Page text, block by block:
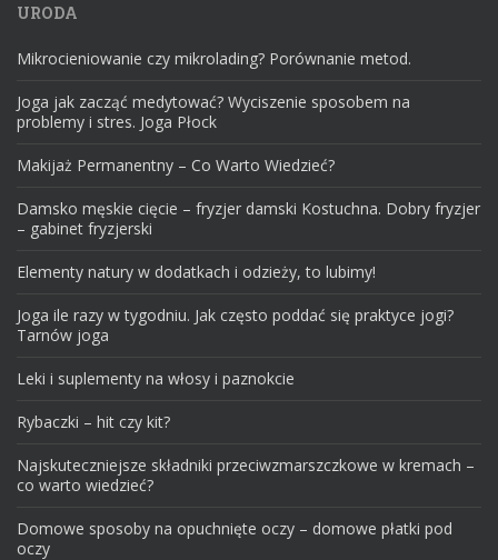
URODA
Mikrocieniowanie czy mikrolading? Porównanie metod.
Joga jak zacząć medytować? Wyciszenie sposobem na
problemy i stres. Joga Płock
Makijaż Permanentny – Co Warto Wiedzieć?
Damsko męskie cięcie – fryzjer damski Kostuchna. Dobry fryzjer
– gabinet fryzjerski
Elementy natury w dodatkach i odzieży, to lubimy!
Joga ile razy w tygodniu. Jak często poddać się praktyce jogi?
Tarnów joga
Leki i suplementy na włosy i paznokcie
Rybaczki – hit czy kit?
Najskuteczniejsze składniki przeciwzmarszczkowe w kremach –
co warto wiedzieć?
Domowe sposoby na opuchnięte oczy – domowe płatki pod
oczy